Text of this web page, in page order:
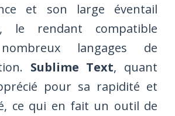
et son large éventail
le rendant compatible
langages de
Sublime Text, quant
pour sa rapidité et
ce qui en fait un outil de